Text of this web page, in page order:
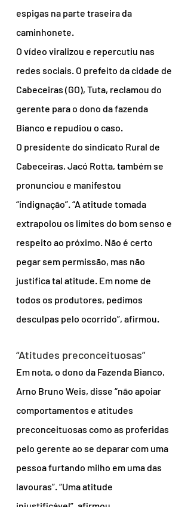
espigas na parte traseira da
caminhonete.
O vídeo viralizou e repercutiu nas
redes sociais. O prefeito da cidade de
Cabeceiras (GO), Tuta, reclamou do
gerente para o dono da fazenda
Bianco e repudiou o caso.
O presidente do sindicato Rural de
Cabeceiras, Jacó Rotta, também se
pronunciou e manifestou
“indignação”. “A atitude tomada
extrapolou os limites do bom senso e
respeito ao próximo. Não é certo
pegar sem permissão, mas não
justifica tal atitude. Em nome de
todos os produtores, pedimos
desculpas pelo ocorrido”, afirmou.
“Atitudes preconceituosas”
Em nota, o dono da Fazenda Bianco,
Arno Bruno Weis, disse “não apoiar
comportamentos e atitudes
preconceituosas como as proferidas
pelo gerente ao se deparar com uma
pessoa furtando milho em uma das
lavouras”. “Uma atitude